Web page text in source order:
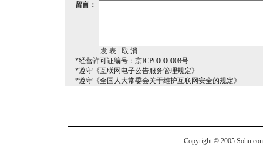
留言：
*经营许可证编号：京ICP00000008号
*遵守《互联网电子公告服务管理规定》
*遵守《全国人大常委会关于维护互联网安全的规定》
Copyright © 2005